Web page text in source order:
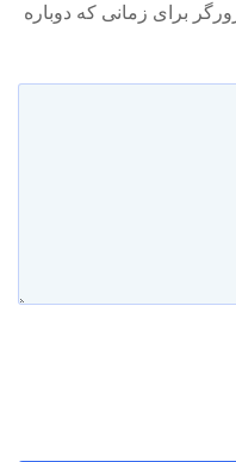
برای زمانی که دوباره